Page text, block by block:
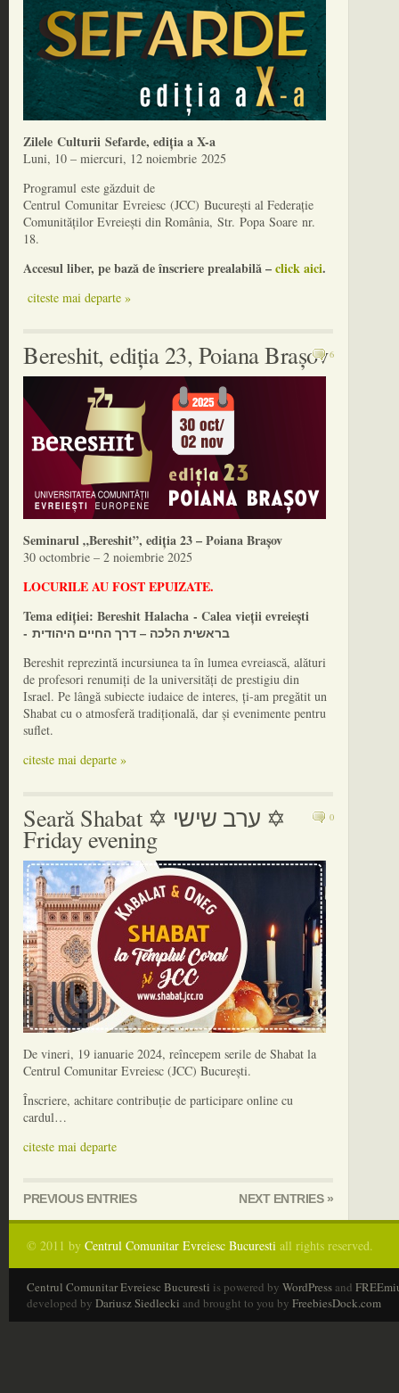
Zilele Culturii Sefarde, ediția a X-a
Luni, 10 – miercuri, 12 noiembrie 2025
Programul este găzduit de
Centrul Comunitar Evreiesc (JCC) București al Federație
Comunităților Evreiești din România, Str. Popa Soare nr.
18.
Accesul liber, pe bază de înscriere prealabilă –click aici.
citeste mai departe »
Bereshit, ediția 23, Poiana Brașov6
Seminarul „Bereshit”, ediția 23 – Poiana Brașov
30 octombrie – 2 noiembrie 2025
LOCURILE AU FOST EPUIZATE.
Tema ediției: Bereshit Halacha - Calea vieții evreiești
- בראשית הלכה – דרך החיים היהודית
Bereshit reprezintă incursiunea ta în lumea evreiască, alături
de profesori renumiți de la universități de prestigiu din
Israel. Pe lângă subiecte iudaice de interes, ți-am pregătit un
Shabat cu o atmosferă tradițională, dar și evenimente pentru
suflet.
citeste mai departe »
Seară Shabat ✡ ערב שישי ✡
Friday evening
0
De vineri, 19 ianuarie 2024, reîncepem serile de Shabat la
Centrul Comunitar Evreiesc (JCC) București.
Înscriere, achitare contribuție de participare online cu
cardul…
citeste mai departe
PREVIOUS ENTRIES NEXT ENTRIES »
© 2011 by Centrul Comunitar Evreiesc Bucuresti all rights reserved.
Centrul Comunitar Evreiesc Bucuresti is powered by WordPressand
developed by Dariusz Siedlecki and brought to you by FreebiesDock.com